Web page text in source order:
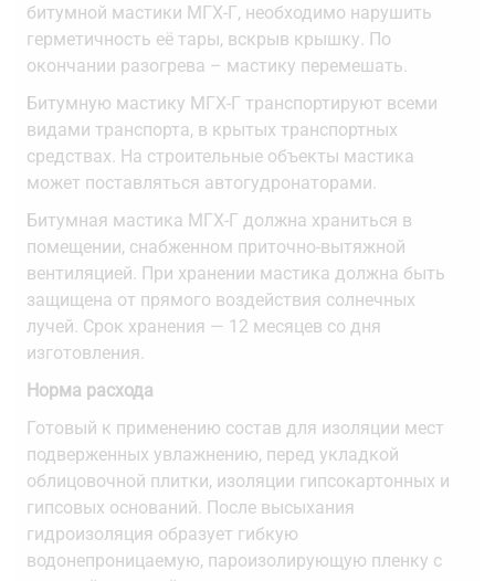
битумной мастики МГХ-Г, необходимо нарушить
герметичность её тары, вскрыв крышку. По
окончании разогрева – мастику перемешать.
Битумную мастику МГХ-Г транспортируют всеми
видами транспорта, в крытых транспортных
средствах. На строительные объекты мастика
может поставляться автогудронаторами.
Битумная мастика МГХ-Г должна храниться в
помещении, снабженном приточно-вытяжной
вентиляцией. При хранении мастика должна быть
защищена от прямого воздействия солнечных
лучей. Срок хранения — 12 месяцев со дня
изготовления.
Норма расхода
Готовый к применению состав для изоляции мест
подверженных увлажнению, перед укладкой
облицовочной плитки, изоляции гипсокартонных и
гипсовых оснований. После высыхания
гидроизоляция образует гибкую
водонепроницаемую, пароизолирующую пленку с